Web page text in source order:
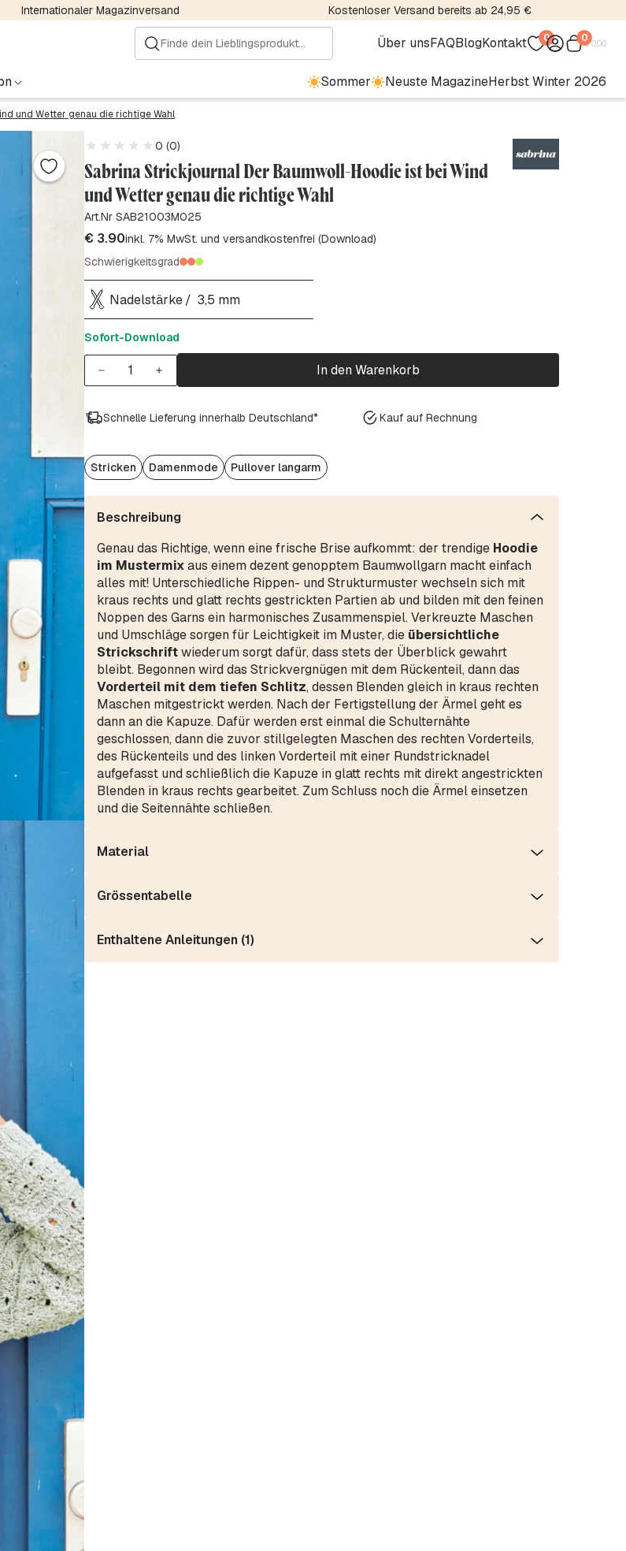
Internationaler Magazinversand Kostenloser Versand bereits ab 24,95 €
Über unsFAQBlogKontakt 0 0€0.00
Sommer Neuste MagazineHerbst Winter 2026
und Wetter genau die richtige Wahl
0 (0)
Sabrina Strickjournal Der Baumwoll-Hoodie ist bei Wind
und Wetter genau die richtige Wahl
Art.Nr SAB21003M025
€3.90inkl. 7% MwSt. und versandkostenfrei (Download)
Schwierigkeitsgrad
Nadelstärke 3,5 mm
Sofort-Download
In den Warenkorb
Schnelle Lieferung innerhalb Deutschland* Kauf auf Rechnung
Stricken Damenmode Pullover langarm
Beschreibung
Genau das Richtige, wenn eine frische Brise aufkommt: der trendige Hoodie
im Mustermixaus einem dezent genopptem Baumwollgarn macht einfach
alles mit! Unterschiedliche Rippen- und Strukturmuster wechseln sich mit
kraus rechts und glatt rechts gestrickten Partien ab und bilden mit den feinen
Noppen des Garns ein harmonisches Zusammenspiel. Verkreuzte Maschen
und Umschläge sorgen für Leichtigkeit im Muster, die übersichtliche
Strickschriftwiederum sorgt dafür, dass stets der Überblick gewahrt
bleibt. Begonnen wird das Strickvergnügen mit dem Rückenteil, dann das
Vorderteil mit dem tiefen Schlitz, dessen Blenden gleich in kraus rechten
Maschen mitgestrickt werden. Nach der Fertigstellung der Ärmel geht es
dann an die Kapuze. Dafür werden erst einmal die Schulternähte
geschlossen, dann die zuvor stillgelegten Maschen des rechten Vorderteils,
des Rückenteils und des linken Vorderteil mit einer Rundstricknadel
aufgefasst und schließlich die Kapuze in glatt rechts mit direkt angestrickten
Blenden in kraus rechts gearbeitet. Zum Schluss noch die Ärmel einsetzen
und die Seitennähte schließen.
Material
Grössentabelle
Enthaltene Anleitungen (1)